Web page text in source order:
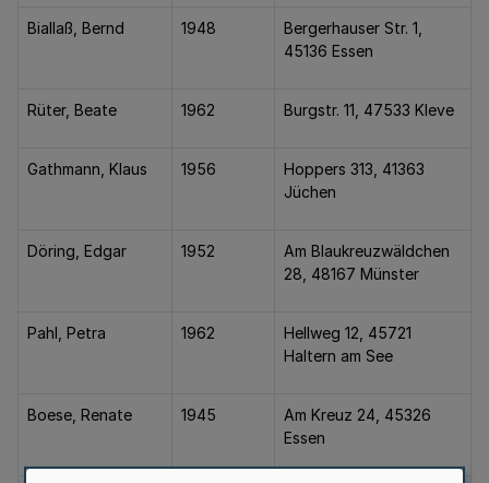
Biallaß, Bernd 1948
Bergerhauser Str. 1,
45136 Essen
Rüter, Beate 1962 Burgstr. 11, 47533 Kleve
Gathmann, Klaus 1956
Hoppers 313, 41363
Jüchen
Döring, Edgar 1952
Am Blaukreuzwäldchen
28, 48167 Münster
Pahl, Petra 1962
Hellweg 12, 45721
Haltern am See
Boese, Renate 1945
Am Kreuz 24, 45326
Essen